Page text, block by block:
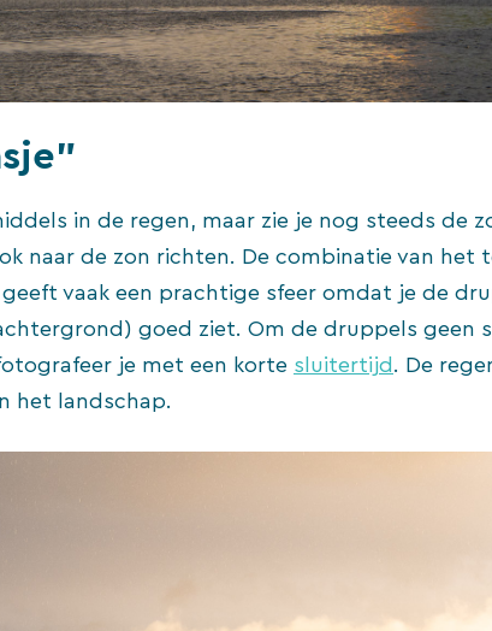
in de regen, maar zie je nog steeds de
naar de zon richten. De combinatie van het
vaak een prachtige sfeer omdat je de
goed ziet. Om de druppels geen
je met een korte sluitertijd . De
het landschap.